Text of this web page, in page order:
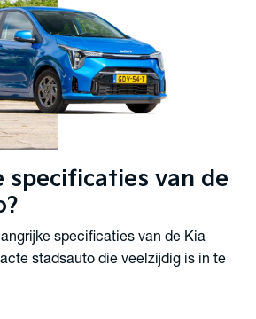
specificaties van de
specificaties van de Kia
stadsauto die veelzijdig is in te